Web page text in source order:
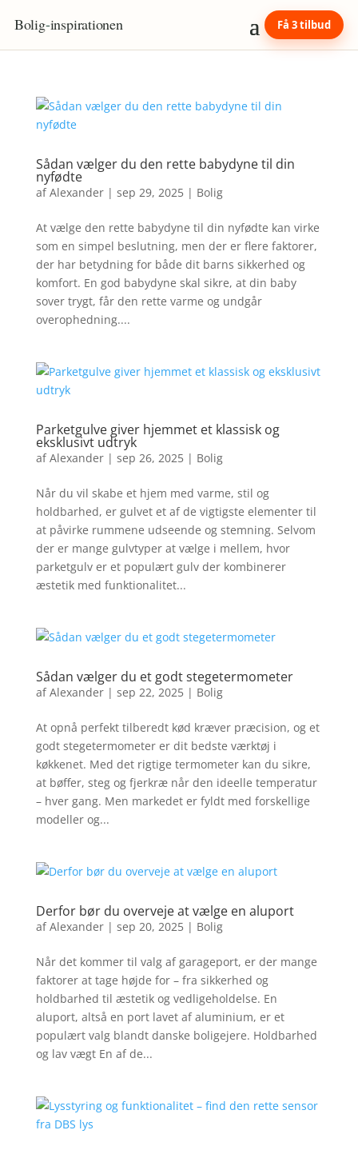
Bolig-inspirationen Få 3 tilbud
Sådan vælger du den rette babydyne til din
nyfødte
afAlexander| sep 29, 2025| Bolig
At vælge den rette babydyne til din nyfødte kan virke
som en simpel beslutning, men der er flere faktorer,
der har betydning for både dit barns sikkerhed og
komfort. En god babydyne skal sikre, at din baby
sover trygt, får den rette varme og undgår
overophedning....
Parketgulve giver hjemmet et klassisk og
eksklusivt udtryk
afAlexander| sep 26, 2025| Bolig
Når du vil skabe et hjem med varme, stil og
holdbarhed, er gulvet et af de vigtigste elementer til
at påvirke rummene udseende og stemning. Selvom
der er mange gulvtyper at vælge i mellem, hvor
parketgulv er et populært gulv der kombinerer
æstetik med funktionalitet...
Sådan vælger du et godt stegetermometer
afAlexander| sep 22, 2025| Bolig
At opnå perfekt tilberedt kød kræver præcision, og et
godt stegetermometer er dit bedste værktøj i
køkkenet. Med det rigtige termometer kan du sikre,
at bøffer, steg og fjerkræ når den ideelle temperatur
– hver gang. Men markedet er fyldt med forskellige
modeller og...
Derfor bør du overveje at vælge en aluport
afAlexander| sep 20, 2025| Bolig
Når det kommer til valg af garageport, er der mange
faktorer at tage højde for – fra sikkerhed og
holdbarhed til æstetik og vedligeholdelse. En
aluport, altså en port lavet af aluminium, er et
populært valg blandt danske boligejere. Holdbarhed
og lav vægt En af de...